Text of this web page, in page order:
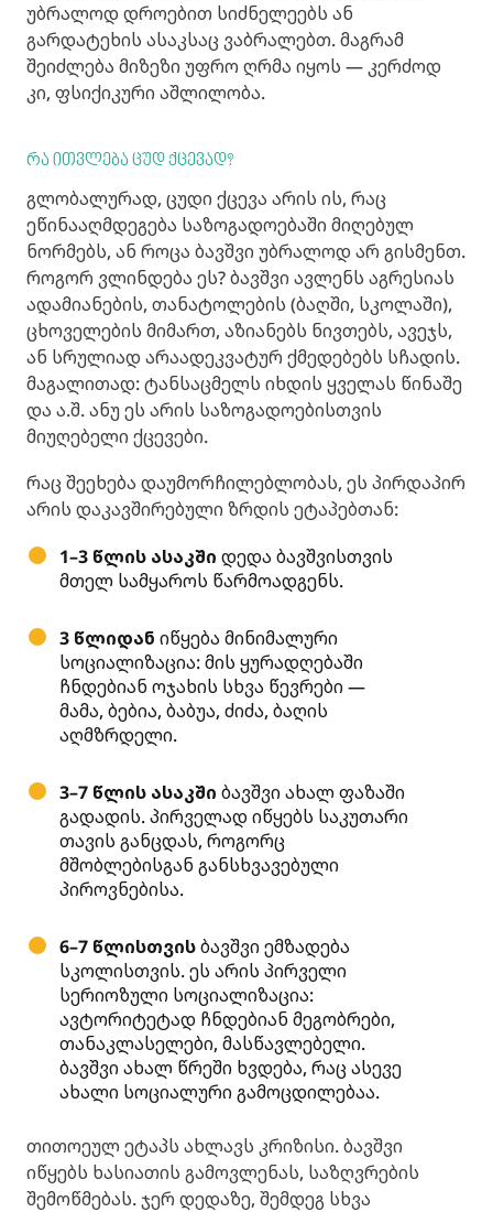
უბრალოდ დროებით სიძნელეებს ან
გარდატეხის ასაკსაც ვაბრალებთ. მაგრამ
შეიძლება მიზეზი უფრო ღრმა იყოს — კერძოდ
კი, ფსიქიკური აშლილობა.
რა ითვლება ცუდ ქცევად?
გლობალურად, ცუდი ქცევა არის ის, რაც
ეწინააღმდეგება საზოგადოებაში მიღებულ
ნორმებს, ან როცა ბავშვი უბრალოდ არ გისმენთ.
როგორ ვლინდება ეს? ბავშვი ავლენს აგრესიას
ადამიანების, თანატოლების (ბაღში, სკოლაში),
ცხოველების მიმართ, აზიანებს ნივთებს, ავეჯს,
ან სრულიად არაადეკვატურ ქმედებებს სჩადის.
მაგალითად: ტანსაცმელს იხდის ყველას წინაშე
და ა.შ. ანუ ეს არის საზოგადოებისთვის
მიუღებელი ქცევები.
რაც შეეხება დაუმორჩილებლობას, ეს პირდაპირ
არის დაკავშირებული ზრდის ეტაპებთან:
1–3 წლის ასაკში დედა ბავშვისთვის
მთელ სამყაროს წარმოადგენს.
3 წლიდან იწყება მინიმალური
სოციალიზაცია: მის ყურადღებაში
ჩნდებიან ოჯახის სხვა წევრები —
მამა, ბებია, ბაბუა, ძიძა, ბაღის
აღმზრდელი.
3–7 წლის ასაკში ბავშვი ახალ ფაზაში
გადადის. პირველად იწყებს საკუთარი
თავის განცდას, როგორც
მშობლებისგან განსხვავებული
პიროვნებისა.
6–7 წლისთვისბავშვი ემზადება
სკოლისთვის. ეს არის პირველი
სერიოზული სოციალიზაცია:
ავტორიტეტად ჩნდებიან მეგობრები,
თანაკლასელები, მასწავლებელი.
ბავშვი ახალ წრეში ხვდება, რაც ასევე
ახალი სოციალური გამოცდილებაა.
თითოეულ ეტაპს ახლავს კრიზისი. ბავშვი
იწყებს ხასიათის გამოვლენას, საზღვრების
შემოწმებას. ჯერ დედაზე, შემდეგ სხვა